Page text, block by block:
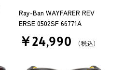
Ray-Ban WAYFARER REV
ERSE 0502SF 66771A
￥24,990 （税込）